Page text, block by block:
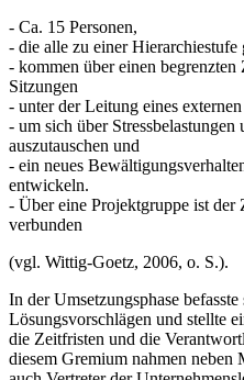
- Ca. 15 Personen,
- die alle zu einer Hierarchiestufe
- kommen über einen
Sitzungen
- unter der Leitung eines
- um sich über
auszutauschen und
- ein neues
entwickeln.
- Über eine Projektgruppe ist
verbunden
(vgl. Wittig-Goetz, 2006, o. S.).
In der Umsetzungsphase
Lösungsvorschlägen und stellte
die Zeitfristen und die
diesem Gremium nahmen neben